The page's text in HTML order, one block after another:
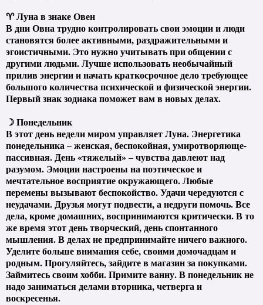
♈ Луна в знаке Овен
В дни Овна трудно контролировать свои эмоции и люди
становятся более активными, раздражительными и
эгоистичными. Это нужно учитывать при общении с
другими людьми. Лучше использовать необычайный
прилив энергии и начать краткосрочное дело требующее
большого количества психической и физической энергии.
Первый знак зодиака поможет вам в новых делах.
☽ Понедельник
В этот день недели миром управляет Луна. Энергетика
понедельника – женская, беспокойная, умиротворяюще-
пассивная. День «тяжелый» – чувства давлеют над
разумом. Эмоции настроены на поэтическое и
мечтательное восприятие окружающего. Любые
перемены вызывают беспокойство. Удачи чередуются с
неудачами. Друзья могут подвести, а недруги помочь. Все
дела, кроме домашних, воспринимаются критически. В то
же время этот день творческий, день спонтанного
мышления. В делах не предпринимайте ничего важного.
Уделите больше внимания себе, своими домочадцам и
родным. Прогуляйтесь, зайдите в магазин за покупками.
Займитесь своим хобби. Примите ванну. В понедельник не
надо заниматься делами вторника, четверга и
воскресенья.